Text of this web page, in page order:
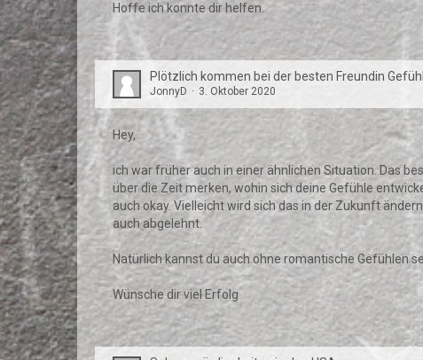
Hoffe ich konnte dir helfen.
Plötzlich kommen bei der besten Freundin
JonnyD 3. Oktober 2020
Hey,
ich war früher auch in einer ähnlichen Situation. Das
über die Zeit merken, wohin sich deine Gefühle
auch okay. Vielleicht wird sich das in der Zukunft
auch abgelehnt.
Natürlich kannst du auch ohne romantische Gefühlen
Wünsche dir viel Erfolg